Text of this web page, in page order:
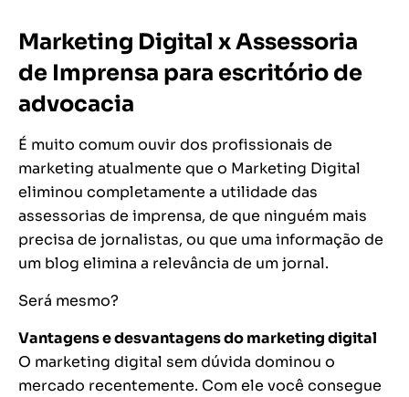
Marketing Digital x Assessoria
de Imprensa para escritório de
advocacia
É muito comum ouvir dos profissionais de
marketing atualmente que o Marketing Digital
eliminou completamente a utilidade das
assessorias de imprensa, de que ninguém mais
precisa de jornalistas, ou que uma informação de
um blog elimina a relevância de um jornal.
Será mesmo?
Vantagens e desvantagens do marketing digital
O marketing digital sem dúvida dominou o
mercado recentemente. Com ele você consegue